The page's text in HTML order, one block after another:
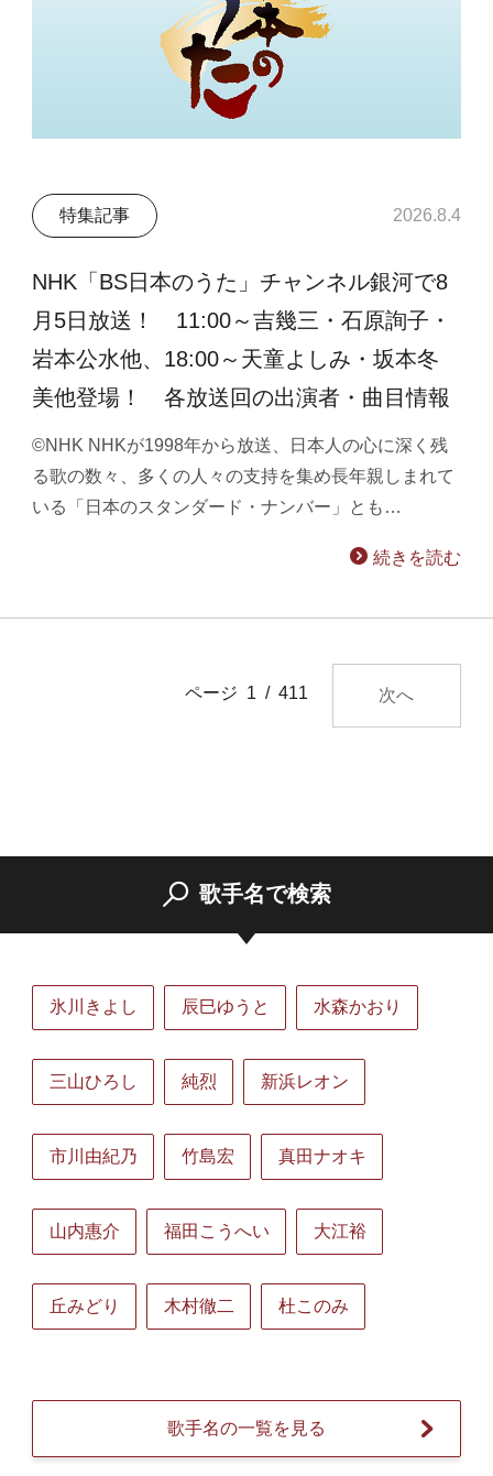
特集記事 2026.8.4
NHK「BS日本のうた」チャンネル銀河で8
月5日放送！ 11:00～吉幾三・石原詢子・
岩本公水他、18:00～天童よしみ・坂本冬
美他登場！ 各放送回の出演者・曲目情報
©NHK NHKが1998年から放送、日本人の心に深く残
る歌の数々、多くの人々の支持を集め長年親しまれて
いる「日本のスタンダード・ナンバー」とも…
続きを読む
ページ 1 / 411 次へ
歌手名で検索
氷川きよし 辰巳ゆうと 水森かおり
三山ひろし 純烈 新浜レオン
市川由紀乃 竹島宏 真田ナオキ
山内惠介 福田こうへい 大江裕
丘みどり 木村徹二 杜このみ
歌手名の一覧を見る